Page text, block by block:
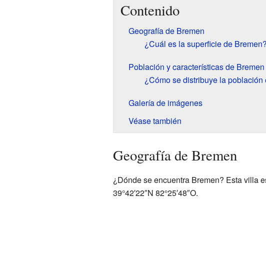
Contenido
Geografía de Bremen
¿Cuál es la superficie de Bremen?
Población y características de Bremen
¿Cómo se distribuye la población
Galería de imágenes
Véase también
Geografía de Bremen
¿Dónde se encuentra Bremen? Esta villa
39°42′22″N 82°25′48″O.